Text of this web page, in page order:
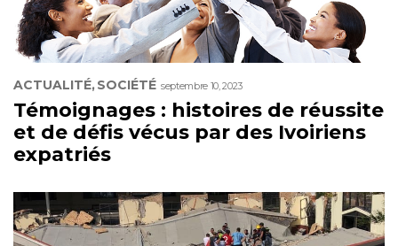
ACTUALITÉ SOCIÉTÉ septembre 10, 2023
Témoignages : histoires de réussite
et de défis vécus par des Ivoiriens
expatriés